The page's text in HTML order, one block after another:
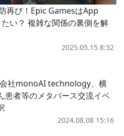
再び！Epic GamesはApp
い？ 複雑な関係の裏側を解
2025.05.15 8:32
社monoAI technology、横
患者等のメタバース交流イベ
2024.08.08 15:16